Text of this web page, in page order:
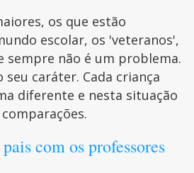
os que estão
escolar, os 'veteranos',
sempre não é um problema.
caráter. Cada criança
diferente e nesta situação
com os professores